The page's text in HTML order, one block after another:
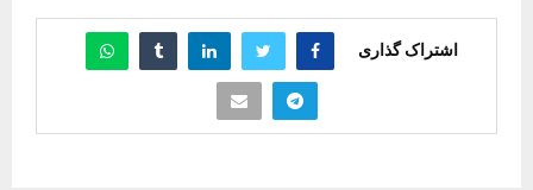
اشتراک گذاری